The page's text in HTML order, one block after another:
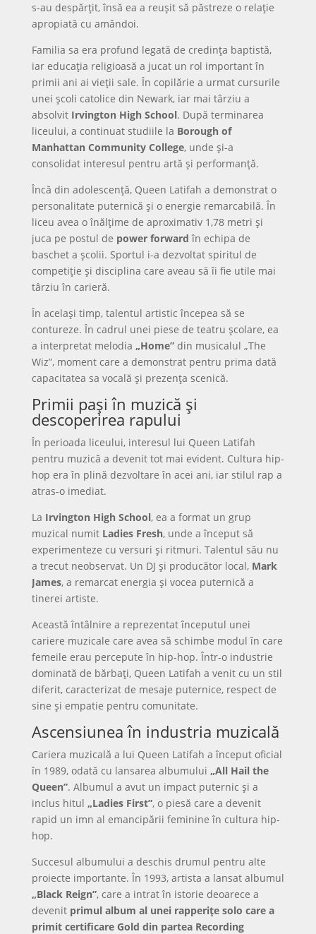
s-au despărțit, însă ea a reușit să păstreze o relație
apropiată cu amândoi.
Familia sa era profund legată de credința baptistă,
iar educația religioasă a jucat un rol important în
primii ani ai vieții sale. În copilărie a urmat cursurile
unei școli catolice din Newark, iar mai târziu a
absolvit Irvington High School. După terminarea
liceului, a continuat studiile la Borough of
Manhattan Community College, unde și-a
consolidat interesul pentru artă și performanță.
Încă din adolescență, Queen Latifah a demonstrat o
personalitate puternică și o energie remarcabilă. În
liceu avea o înălțime de aproximativ 1,78 metri și
juca pe postul de power forward în echipa de
baschet a școlii. Sportul i-a dezvoltat spiritul de
competiție și disciplina care aveau să îi fie utile mai
târziu în carieră.
În același timp, talentul artistic începea să se
contureze. În cadrul unei piese de teatru școlare, ea
a interpretat melodia „Home”din musicalul „The
Wiz”, moment care a demonstrat pentru prima dată
capacitatea sa vocală și prezența scenică.
Primii pași în muzică și
descoperirea rapului
În perioada liceului, interesul lui Queen Latifah
pentru muzică a devenit tot mai evident. Cultura hip-
hop era în plină dezvoltare în acei ani, iar stilul rap a
atras-o imediat.
La Irvington High School, ea a format un grup
muzical numit Ladies Fresh, unde a început să
experimenteze cu versuri și ritmuri. Talentul său nu
a trecut neobservat. Un DJ și producător local, Mark
James, a remarcat energia și vocea puternică a
tinerei artiste.
Această întâlnire a reprezentat începutul unei
cariere muzicale care avea să schimbe modul în care
femeile erau percepute în hip-hop. Într-o industrie
dominată de bărbați, Queen Latifah a venit cu un stil
diferit, caracterizat de mesaje puternice, respect de
sine și empatie pentru comunitate.
Ascensiunea în industria muzicală
Cariera muzicală a lui Queen Latifah a început oficial
în 1989, odată cu lansarea albumului „All Hail the
Queen”. Albumul a avut un impact puternic și a
inclus hitul „Ladies First”, o piesă care a devenit
rapid un imn al emancipării feminine în cultura hip-
hop.
Succesul albumului a deschis drumul pentru alte
proiecte importante. În 1993, artista a lansat albumul
„Black Reign”, care a intrat în istorie deoarece a
devenit primul album al unei rapperițe solo care a
primit certificare Gold din partea Recording